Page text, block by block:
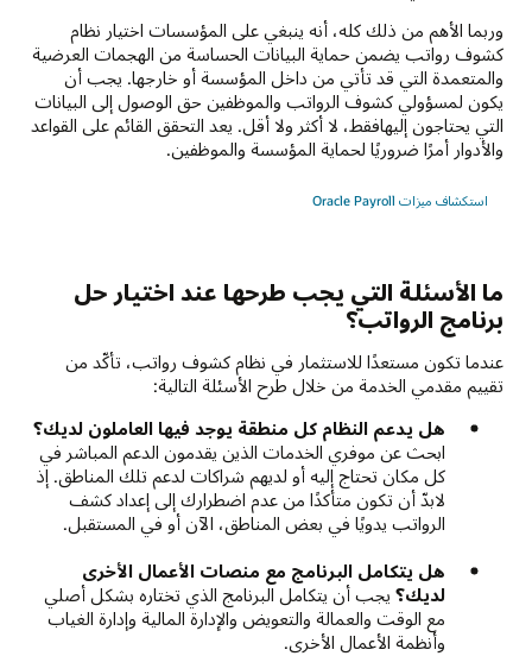
وربما الأهم من ذلك كله، أنه ينبغي على المؤسسات اختيار نظام
كشوف رواتب يضمن حماية البيانات الحساسة من الهجمات العرضية
والمتعمدة التي قد تأتي من داخل المؤسسة أو خارجها. يجب أن
يكون لمسؤولي كشوف الرواتب والموظفين حق الوصول إلى البيانات
التي يحتاجون إليهافقط، لا أكثر ولا أقل. يعد التحقق القائم على القواعد
والأدوار أمرًا ضروريًا لحماية المؤسسة والموظفين.
استكشاف ميزات Oracle Payroll‏
ما الأسئلة التي يجب طرحها عند اختيار حل
برنامج الرواتب؟
عندما تكون مستعدًا للاستثمار في نظام كشوف رواتب، تأكّد من
تقييم مقدمي الخدمة من خلال طرح الأسئلة التالية:
هل يدعم النظام كل منطقة يوجد فيها العاملون لديك؟
ابحث عن موفري الخدمات الذين يقدمون الدعم المباشر في
كل مكان تحتاج إليه أو لديهم شراكات لدعم تلك المناطق. إذ
لابدّ أن تكون متأكدًا من عدم اضطرارك إلى إعداد كشف
الرواتب يدويًا في بعض المناطق، الآن أو في المستقبل.
هل يتكامل البرنامج مع منصات الأعمال الأخرى
لديك؟ يجب أن يتكامل البرنامج الذي تختاره بشكل أصلي
مع الوقت والعمالة والتعويض والإدارة المالية وإدارة الغياب
وأنظمة الأعمال الأخرى.